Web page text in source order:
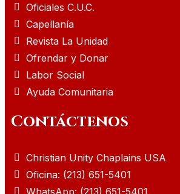
Oficiales C.U.C.
Capellanía
Revista La Unidad
Ofrendar y Donar
Labor Social
Ayuda Comunitaria
Contáctenos
Christian Unity Chaplains USA
Oficina: (213) 651-5401
WhatsApp: (213) 651-5401